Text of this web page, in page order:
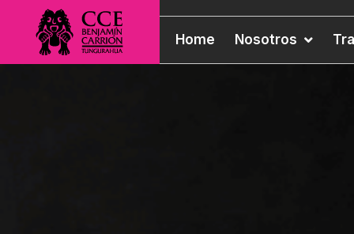
Home Nosotros